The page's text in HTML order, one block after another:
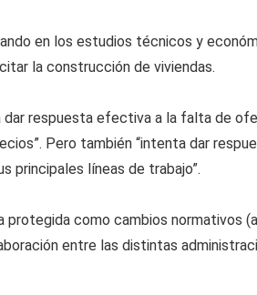
en los estudios técnicos y
la construcción de viviendas.
respuesta efectiva a la falta de
Pero también “intenta dar
principales líneas de trabajo”.
como cambios normativos
entre las distintas